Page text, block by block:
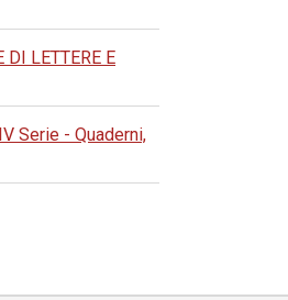
DI LETTERE E
Serie - Quaderni,